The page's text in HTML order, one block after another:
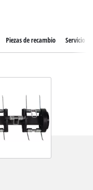
Piezas de recambio Servicio